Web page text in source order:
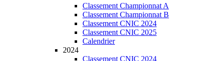
Classement Championnat A
Classement Championnat B
Classement CNIC 2024
Classement CNIC 2025
Calendrier
2024
Classement CNIC 2024